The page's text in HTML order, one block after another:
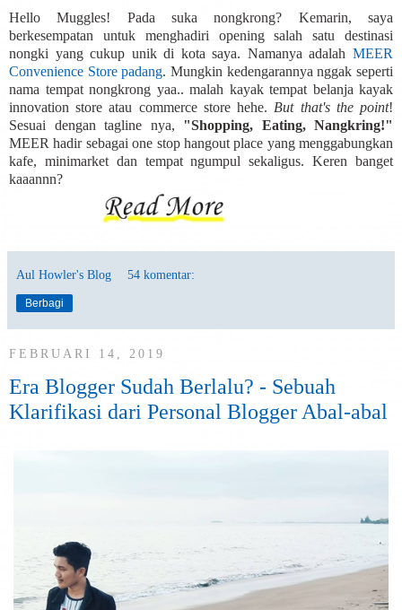
Hello Muggles! Pada suka nongkrong? Kemarin, saya
berkesempatan untuk menghadiri opening salah satu destinasi
nongki yang cukup unik di kota saya. Namanya adalah MEER
Convenience Store padang. Mungkin kedengarannya nggak seperti
nama tempat nongkrong yaa.. malah kayak tempat belanja kayak
innovation store atau commerce store hehe.But that's the point!
Sesuai dengan tagline nya, "Shopping, Eating, Nangkring!"
MEER hadir sebagai one stop hangout place yang menggabungkan
kafe, minimarket dan tempat ngumpul sekaligus. Keren banget
kaaannn?
Aul Howler's Blog 54 komentar:
Berbagi
FEBRUARI 14, 2019
Era Blogger Sudah Berlalu? - Sebuah
Klarifikasi dari Personal Blogger Abal-abal